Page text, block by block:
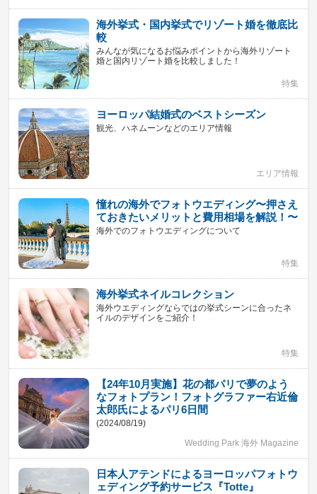
海外挙式・国内挙式でリゾート婚を徹底比
較
みんなが気になるお悩みポイントから海外リゾート
婚と国内リゾート婚を比較しました！
特集
ヨーロッパ結婚式のベストシーズン
観光、ハネムーンなどのエリア情報
エリア情報
憧れの海外でフォトウエディング〜押さえ
ておきたいメリットと費用相場を解説！〜
海外でのフォトウエディングについて
特集
海外挙式ネイルコレクション
海外ウエディングならではの挙式シーンに合ったネ
イルのデザインをご紹介！
特集
【24年10月実施】花の都パリで夢のよう
なフォトプラン！フォトグラファー右近倫
太郎氏によるパリ6日間
(2024/08/19)
Wedding Park 海外 Magazine
日本人アテンドによるヨーロッパフォトウ
ェディング予約サービス『Totte』